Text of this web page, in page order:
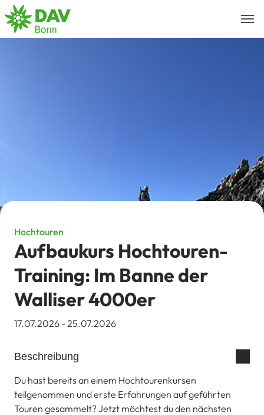
Hochtouren
Aufbaukurs Hochtouren-
Training: Im Banne der
Walliser 4000er
17.07.2026 - 25.07.2026
Beschreibung
Du hast bereits an einem Hochtourenkursen
teilgenommen und erste Erfahrungen auf geführten
Touren gesammelt? Jetzt möchtest du den nächsten